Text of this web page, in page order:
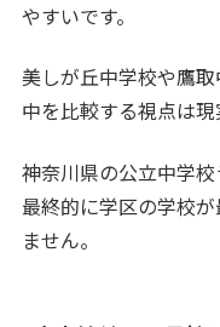
やすいです。
美しが丘中学校や鷹
中を比較する視点は現
神奈川県の公立中学校
最終的に学区の学校
ません。